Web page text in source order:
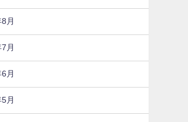
月
月
月
月